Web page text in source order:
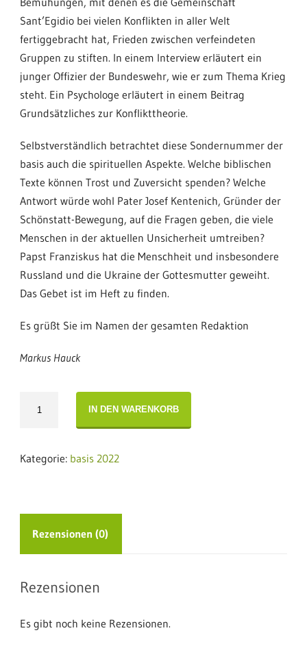
Sant’Egidio bei vielen Konflikten in aller Welt
fertiggebracht hat, Frieden zwischen verfeindeten
Gruppen zu stiften. In einem Interview erläutert ein
junger Offizier der Bundeswehr, wie er zum Thema Krieg
steht. Ein Psychologe erläutert in einem Beitrag
Grundsätzliches zur Konflikttheorie.
Selbstverständlich betrachtet diese Sondernummer der
basis auch die spirituellen Aspekte. Welche biblischen
Texte können Trost und Zuversicht spenden? Welche
Antwort würde wohl Pater Josef Kentenich, Gründer der
Schönstatt-Bewegung, auf die Fragen geben, die viele
Menschen in der aktuellen Unsicherheit umtreiben?
Papst Franziskus hat die Menschheit und insbesondere
Russland und die Ukraine der Gottesmutter geweiht.
Das Gebet ist im Heft zu finden.
Es grüßt Sie im Namen der gesamten Redaktion
Markus Hauck
·
IN DEN WARENKORB
Kategorie: basis 2022
Rezensionen (0)
Rezensionen
Es gibt noch keine Rezensionen.